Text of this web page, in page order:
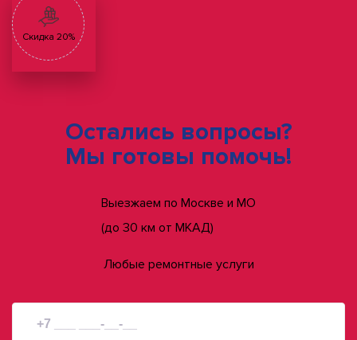
Скидка 20%
Остались вопросы?
Мы готовы помочь!
Выезжаем по Москве и МО
(до 30 км от МКАД)
Любые ремонтные услуги